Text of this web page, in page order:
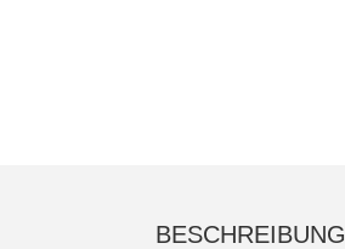
BESCHREIBUNG